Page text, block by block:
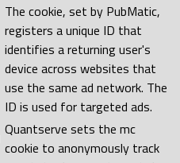
The cookie, set by PubMatic,
registers a unique ID that
identifies a returning user's
device across websites that
use the same ad network. The
ID is used for targeted ads.
Quantserve sets the mc
cookie to anonymously track